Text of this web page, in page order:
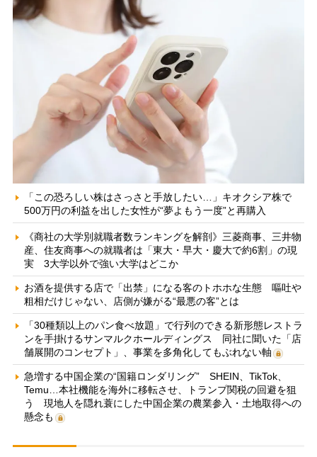
「この恐ろしい株はさっさと手放したい…」キオクシア株で
500万円の利益を出した女性が“夢よもう一度”と再購入
《商社の大学別就職者数ランキングを解剖》三菱商事、三井物
産、住友商事への就職者は「東大・早大・慶大で約6割」の現
実 3大学以外で強い大学はどこか
お酒を提供する店で「出禁」になる客のトホホな生態 嘔吐や
粗相だけじゃない、店側が嫌がる“最悪の客”とは
「30種類以上のパン食べ放題」で行列のできる新形態レストラ
ンを手掛けるサンマルクホールディングス 同社に聞いた「店
舗展開のコンセプト」、事業を多角化してもぶれない軸
急増する中国企業の“国籍ロンダリング” SHEIN、TikTok、
Temu…本社機能を海外に移転させ、トランプ関税の回避を狙
う 現地人を隠れ蓑にした中国企業の農業参入・土地取得への
懸念も